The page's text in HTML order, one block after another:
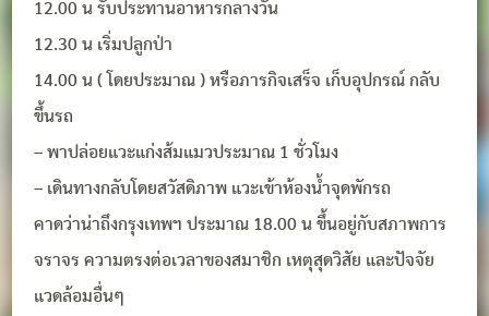
12.00 น รับประทานอาหารกลางวัน
12.30 น เริ่มปลูกป่า
14.00 น ( โดยประมาณ ) หรือภารกิจเสร็จ เก็บอุปกรณ์ กลับ
ขึ้นรถ
– พาปล่อยแวะแก่งส้มแมวประมาณ 1 ชั่วโมง
– เดินทางกลับโดยสวัสดิภาพ แวะเข้าห้องน้ำจุดพักรถ
คาดว่าน่าถึงกรุงเทพฯ ประมาณ 18.00 น ขึ้นอยู่กับสภาพการ
จราจร ความตรงต่อเวลาของสมาชิก เหตุสุดวิสัย และปัจจัย
แวดล้อมอื่นๆ